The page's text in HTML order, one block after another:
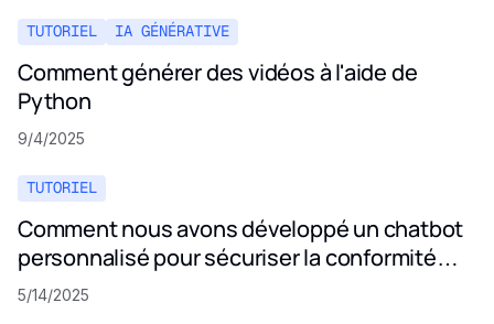
TUTORIEL IA GÉNÉRATIVE
Comment générer des vidéos à l'aide de
Python
9/4/2025
TUTORIEL
Comment nous avons développé un chatbot
personnalisé pour sécuriser la conformité
aux politiques de confidentialité
5/14/2025